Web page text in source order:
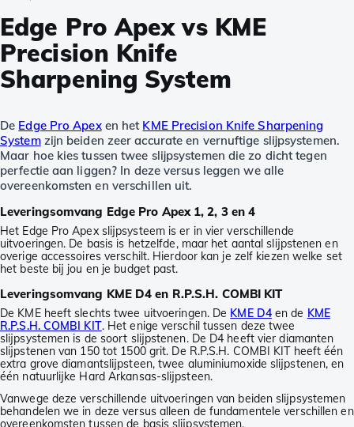
Edge Pro Apex vs KME
Precision Knife
Sharpening System
De Edge Pro Apexen het KME Precision Knife Sharpening
Systemzijn beiden zeer accurate en vernuftige slijpsystemen.
Maar hoe kies tussen twee slijpsystemen die zo dicht tegen
perfectie aan liggen? In deze versus leggen we alle
overeenkomsten en verschillen uit.
Leveringsomvang Edge Pro Apex 1, 2, 3 en 4
Het Edge Pro Apex slijpsysteem is er in vier verschillende
uitvoeringen. De basis is hetzelfde, maar het aantal slijpstenen en
overige accessoires verschilt. Hierdoor kan je zelf kiezen welke set
het beste bij jou en je budget past.
Leveringsomvang KME D4 en R.P.S.H. COMBI KIT
De KME heeft slechts twee uitvoeringen. De KME D4en de KME
R.P.S.H. COMBI KIT. Het enige verschil tussen deze twee
slijpsystemen is de soort slijpstenen. De D4 heeft vier diamanten
slijpstenen van 150 tot 1500 grit. De R.P.S.H. COMBI KIT heeft één
extra grove diamantslijpsteen, twee aluminiumoxide slijpstenen, en
één natuurlijke Hard Arkansas-slijpsteen.
Vanwege deze verschillende uitvoeringen van beiden slijpsystemen
behandelen we in deze versus alleen de fundamentele verschillen en
overeenkomsten tussen de basis slijpsystemen.